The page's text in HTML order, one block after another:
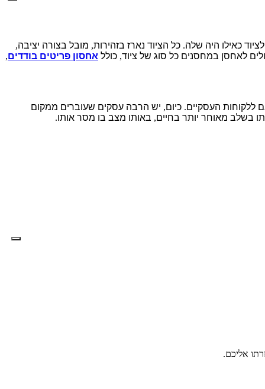
כאילו היה שלה. כל הציוד נארז בזהירות, מובל בצורה יציבה,
לאחסן במחסנים כל סוג של ציוד, כולל אחסון פריטים בודדים,
ללקוחות העסקיים. כיום, יש הרבה עסקים שעוברים ממקום
בשלב מאוחר יותר בחיים, באותו מצב בו מסר אותו.
אליכם.